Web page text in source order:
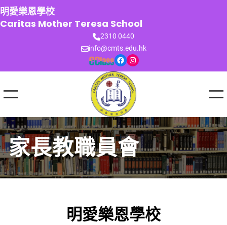
跳
至
主
明愛樂恩學校
Caritas Mother Teresa School
2310 0440
info@cmts.edu.hk
Facebook Instagram
家長教職員會
明愛樂恩學校